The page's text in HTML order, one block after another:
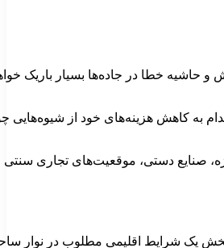
و حاشیه خطا در جاده‌ها بسیار باریک
به کاهش هزینه‌های خود از شیوه‌هایی
صنایع دستی، موقعیت‌های تجاری سنتی
بخش یک شرایط اقلیمی مطلوب در نوار